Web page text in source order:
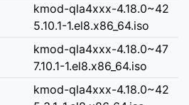
kmod-qla4xxx-4.18.0~42
5.10.1-1.el8.x86_64.iso
kmod-qla4xxx-4.18.0~47
7.10.1-1.el8.x86_64.iso
kmod-qla4xxx-4.18.0~42